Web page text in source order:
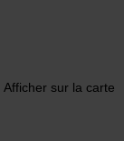
Afficher sur la carte